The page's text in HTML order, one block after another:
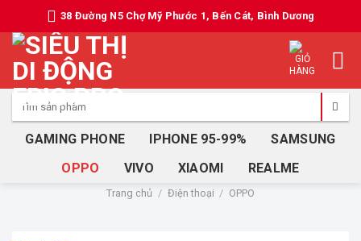
to
content
38 Đường N5 Chợ Mỹ Phước 1, Bến Cát, Bình Dương
GAMING PHONE IPHONE 95-99%
SAMSUNG
OPPO
VIVO XIAOMI REALME
Trang chủ / Điện thoại / OPPO